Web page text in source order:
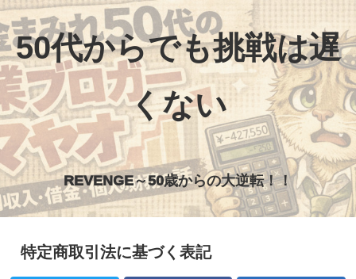
50代からでも挑戦は遅
くない
REVENGE～50歳からの大逆転！！
特定商取引法に基づく表記